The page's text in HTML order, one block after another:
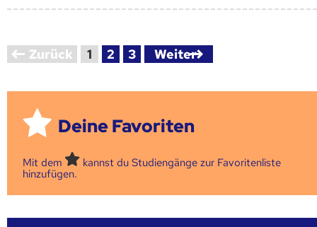
Zurück 1 2 3 Weiter
Deine Favoriten
Mit dem
kannst du Studiengänge zur Favoritenliste
hinzufügen.